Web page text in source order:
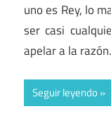
uno es Rey, lo
ser casi
apelar a la
Seguir leyendo